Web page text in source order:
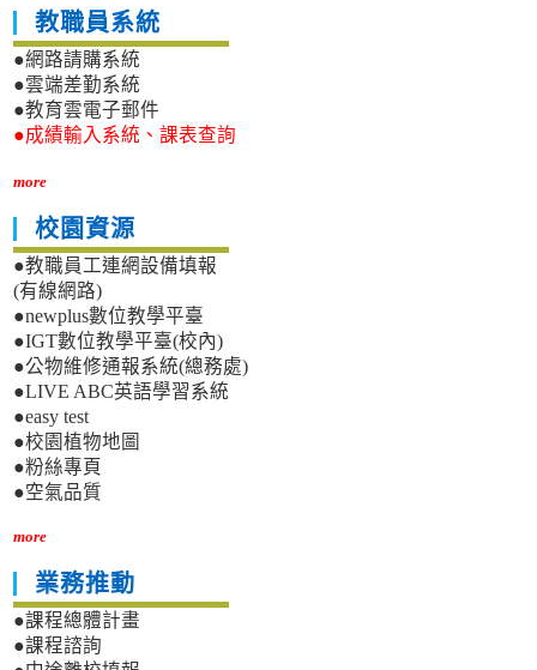
教職員系統
●網路請購系統
●雲端差勤系統
●教育雲電子郵件
●成績輸入系統、課表查詢
more
校園資源
●教職員工連網設備填報
(有線網路)
●newplus數位教學平臺
●IGT數位教學平臺(校內)
●公物維修通報系統(總務處)
●LIVE ABC英語學習系統
●easy test
●校園植物地圖
●粉絲專頁
●空氣品質
more
業務推動
●課程總體計畫
●課程諮詢